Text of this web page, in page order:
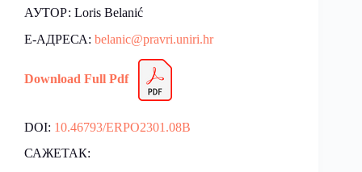
АУТОР: Loris Belanić
Е-АДРЕСА: belanic@pravri.uniri.hr
Download Full Pdf
DOI: 10.46793/ERPO2301.08B
САЖЕТАК: